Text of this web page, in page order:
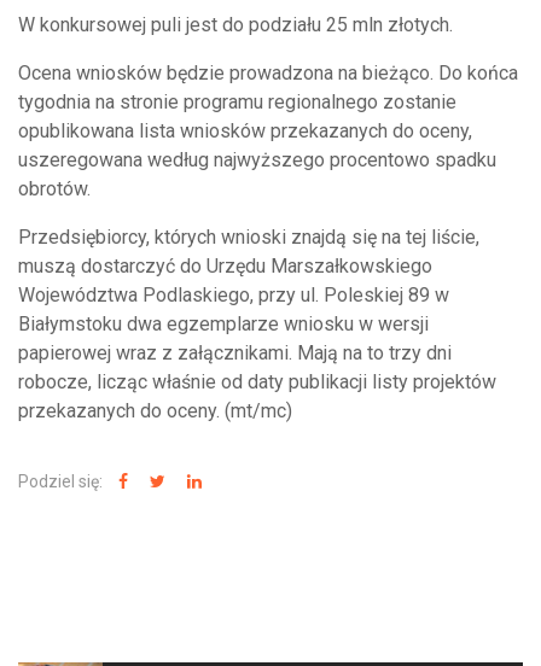
W konkursowej puli jest do podziału 25 mln złotych.
Ocena wniosków będzie prowadzona na bieżąco. Do końca
tygodnia na stronie programu regionalnego zostanie
opublikowana lista wniosków przekazanych do oceny,
uszeregowana według najwyższego procentowo spadku
obrotów.
Przedsiębiorcy, których wnioski znajdą się na tej liście,
muszą dostarczyć do Urzędu Marszałkowskiego
Województwa Podlaskiego, przy ul. Poleskiej 89 w
Białymstoku dwa egzemplarze wniosku w wersji
papierowej wraz z załącznikami. Mają na to trzy dni
robocze, licząc właśnie od daty publikacji listy projektów
przekazanych do oceny. (mt/mc)
Podziel się: